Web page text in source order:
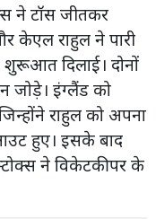
ने टॉस जीतकर
केएल राहुल ने पारी
दिलाई। दोनों
जोड़े। इंग्लैंड को
राहुल को अपना
हुए। इसके बाद
ने विकेटकीपर के